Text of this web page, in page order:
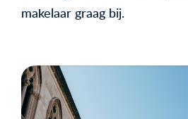
makelaar graag bij.